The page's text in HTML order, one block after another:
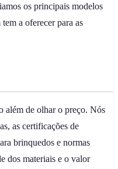
os principais modelos
a oferecer para as
além de olhar o preço. Nós
as certificações de
brinquedos e normas
dos materiais e o valor